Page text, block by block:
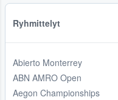
Ryhmittelyt
Abierto Monterrey
ABN AMRO Open
Aegon Championships